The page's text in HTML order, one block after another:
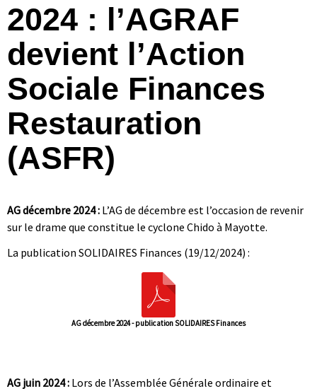
2024 : l’AGRAF
devient l’Action
Sociale Finances
Restauration
(ASFR)
AG décembre 2024 : L’AG de décembre est l’occasion de revenir
sur le drame que constitue le cyclone Chido à Mayotte.
La publication SOLIDAIRES Finances (19/12/2024) :
AG décembre 2024 - publication SOLIDAIRES Finances
AG juin 2024 : Lors de l’Assemblée Générale ordinaire et